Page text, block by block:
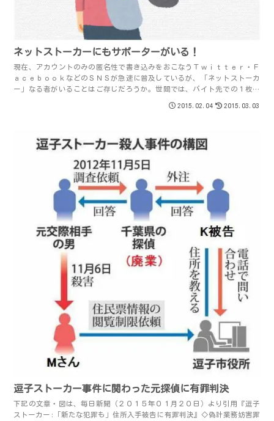
ネットストーカーにもサポーターがいる！
現在、アカウントのみの匿名性で書き込みをおこなうＴｗｉｔｔｅｒ・Ｆ
ａｃｅｂｏｏｋなどのＳＮＳが急速に普及しているが、「ネットストーカ
ー」なる者がいることはご存じだろうか。世間では、バイト先での１枚な
2015.02.04 2015.03.03
逗子ストーカー事件に関わった元探偵に有罪判決
下記の文章・図は、毎日新聞（２０１５年０１月２０日）より引用『逗子
ストーカー:「新たな犯罪も」住所入手被告に有罪判決』◇偽計業務妨害罪